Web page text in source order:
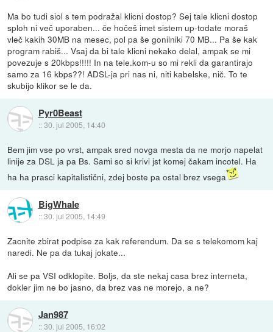
Ma bo tudi siol s tem podražal klicni dostop? Sej tale klicni dostop
sploh ni več uporaben... če hočeš imet sistem up-todate moraš
vleč kakih 30MB na mesec, pol pa še gonilniki 70 MB... Pa še kak
program rabiš... Vsaj da bi tale klicni nekako delal, ampak se mi
povezuje s 20kbps!!!!! In na tele.kom-u so mi rekli da garantirajo
samo za 16 kbps??! ADSL-ja pri nas ni, niti kabelske, nič. To te
skubijo klikor se le da.
Pyr0Beast
::30. jul 2005, 14:40
Bem jim vse po vrst, ampak sred novga mesta da ne morjo napelat
linije za DSL ja pa Bs. Sami so si krivi jst komej čakam incotel. Ha
ha ha prasci kapitalistični, zdej boste pa ostal brez vsega
BigWhale
::30. jul 2005, 14:49
Zacnite zbirat podpise za kak referendum. Da se s telekomom kaj
naredi. Ne pa da tukaj jokate...
Ali se pa VSI odklopite. Boljs, da ste nekaj casa brez interneta,
dokler jim ne bo jasno, da brez vas ne morejo, a ne?
Jan987
::30. jul 2005, 16:02